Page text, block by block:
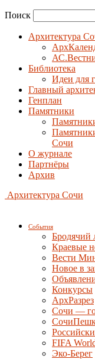
Поиск
Архитектура
Библиотека
Идеи для
Главный
Генплан
Памятники
Сочи
О журнале
Партнёры
Архив
Архитектура Сочи
События
Бродячий
Краевые
Вести
Новое в
Конкурсы
АрхРазрез
Сочи —
FIFA
Эко-Берег